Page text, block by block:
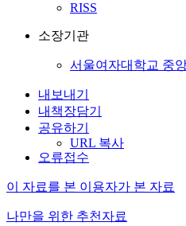
RISS
소장기관
서울여자대학교 중
내보내기
내책장담기
공유하기
URL 복사
오류접수
이 자료를 본 이용자가 본 자료
나만을 위한 추천자료